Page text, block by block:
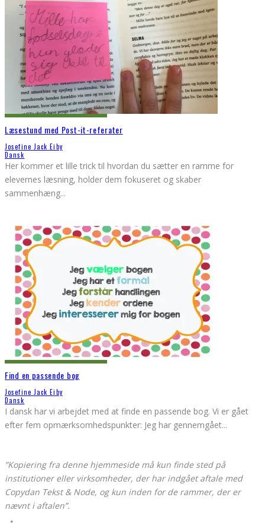
Læsestund med Post-it-referater
Josefine Jack Eiby
Dansk
Her kommer et lille trick til hvordan du sætter en ramme for
elevernes læsning, holder dem fokuseret og skaber
sammenhæng...
Find en passende bog
Josefine Jack Eiby
Dansk
I dansk har vi arbejdet med at finde en passende bog. Vi er gået
efter fem opmærksomhedspunkter: Jeg har gennemgået...
”Kopiering fra denne hjemmeside må kun finde sted på
institutioner eller virksomheder, der har indgået aftale med
Copydan Tekst & Node, og kun inden for de rammer, der er
nævnt i aftalen”.